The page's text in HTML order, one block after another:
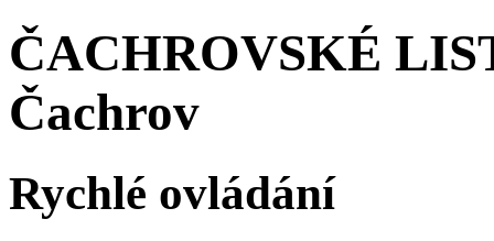
ČACHROVSKÉ
Čachrov
Rychlé ovládání